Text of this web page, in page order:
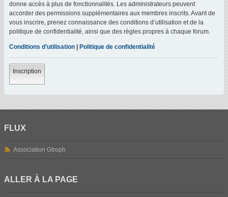
donne accès à plus de fonctionnalités. Les administrateurs peuvent
accorder des permissions supplémentaires aux membres inscrits. Avant de
vous inscrire, prenez connaissance des conditions d’utilisation et de la
politique de confidentialité, ainsi que des règles propres à chaque forum.
Conditions d’utilisation Politique de confidentialité
Inscription
FLUX
Association Gtroph
ALLER À LA PAGE